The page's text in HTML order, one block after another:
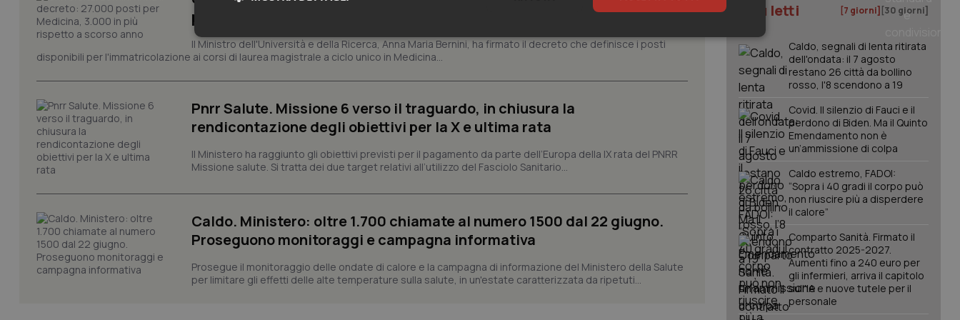
più rispetto a scorso anno
Il Ministro dell'Università e della Ricerca, Anna Maria Bernini, ha firmato il decreto che definisce i posti
disponibili per l'immatricolazione ai corsi di laurea magistrale a ciclo unico in Medicina...
Pnrr Salute. Missione 6 verso il traguardo, in chiusura la
rendicontazione degli obiettivi per la X e ultima rata
Il Ministero ha raggiunto gli obiettivi previsti per il pagamento da parte dell’Europa della IX rata del PNRR
Missione salute. Si tratta dei due target relativi all’utilizzo del Fasciolo Sanitario...
Caldo. Ministero: oltre 1.700 chiamate al numero 1500 dal 22 giugno.
Proseguono monitoraggi e campagna informativa
Prosegue il monitoraggio delle ondate di calore e la campagna di informazione del Ministero della Salute
per limitare gli effetti delle alte temperature sulla salute, in un'estate caratterizzata da ripetuti...
I più letti [7 giorni] [30 giorni]
Caldo, segnali di lenta ritirata
dell'ondata: il 7 agosto
restano 26 città da bollino
rosso, l'8 scendono a 19
Covid. Il silenzio di Fauci e il
perdono di Biden. Ma il Quinto
Emendamento non è
un’ammissione di colpa
Caldo estremo, FADOI:
“Sopra i 40 gradi il corpo può
non riuscire più a disperdere
il calore”
Comparto Sanità. Firmato il
contratto 2025-2027.
Aumenti fino a 240 euro per
gli infermieri, arriva il capitolo
sull'IA e nuove tutele per il
personale
Necessari Statistici Marketing
Necessari
I cookie necessari contribuiscono a rendere fruibile il sito web abilitandone funzionalità di base quali la navigazione sulle pagine
VISITOR_PRIVACY_METADATA
YouTube
.youtube.com
5 mesi 4
settimane
Questo cookie viene utilizzato per memorizzare le
scelte di consenso e privacy dell'utente per la loro
interazione con il sito. Registra i dati sul consenso
preferenze siano onorate nelle sessioni future.